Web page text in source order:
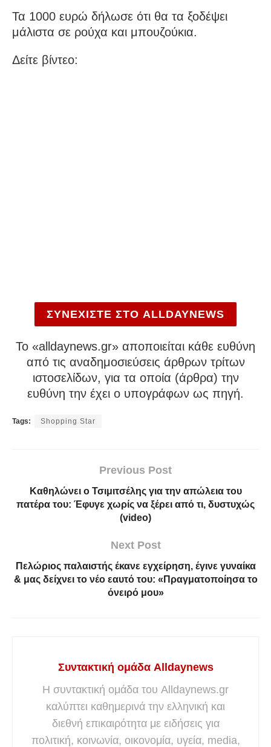
Τα 1000 ευρώ δήλωσε ότι θα τα ξοδέψει
μάλιστα σε ρούχα και μπουζούκια.
Δείτε βίντεο:
ΣΥΝΕΧΙΣΤΕ ΣΤΟ ALLDAYNEWS
To «alldaynews.gr» αποποιείται κάθε ευθύνη
από τις αναδημοσιεύσεις άρθρων τρίτων
ιστοσελίδων, για τα οποία (άρθρα) την
ευθύνη την έχει ο υπογράφων ως πηγή.
Tags: Shopping Star
Previous Post
Καθηλώνει ο Τσιμιτσέλης για την απώλεια του
πατέρα του: Έφυγε χωρίς να ξέρει από τι, δυστυχώς
(video)
Next Post
Πελώριος παλαιστής έκανε εγχείρηση, έγινε γυναίκα
& μας δείχνει το νέο εαυτό του: «Πραγματοποίησα το
όνειρό μου»
Συντακτική ομάδα Alldaynews
Η συντακτική ομάδα του Alldaynews.gr
καλύπτει καθημερινά την ελληνική και
διεθνή επικαιρότητα με ειδήσεις για
πολιτική, κοινωνία, οικονομία, υγεία, media,